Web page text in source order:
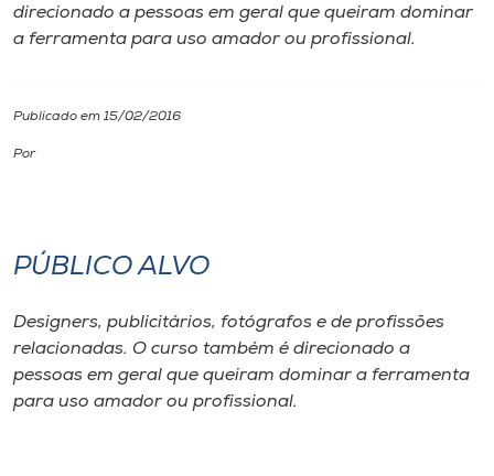
Internacionalização
CPA
Biblioteca
Editora
direcionado a pessoas em geral que queiram dominar
a ferramenta para uso amador ou profissional.
Publicado em 15/02/2016
Por
PÚBLICO ALVO
Designers, publicitários, fotógrafos e de profissões
relacionadas. O curso também é direcionado a
pessoas em geral que queiram dominar a ferramenta
para uso amador ou profissional.